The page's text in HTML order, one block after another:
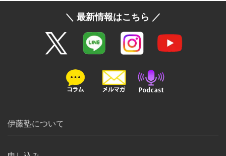
＼ 最新情報はこちら ／
伊藤塾について